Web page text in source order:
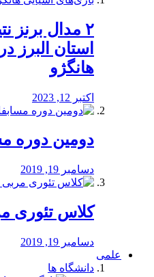
استان البرز
هانگژو
اکتبر 12, 2023
دومین دوره
دسامبر 19, 2019
کلاس تئوری
دسامبر 19, 2019
علمی
دانشگاه ها